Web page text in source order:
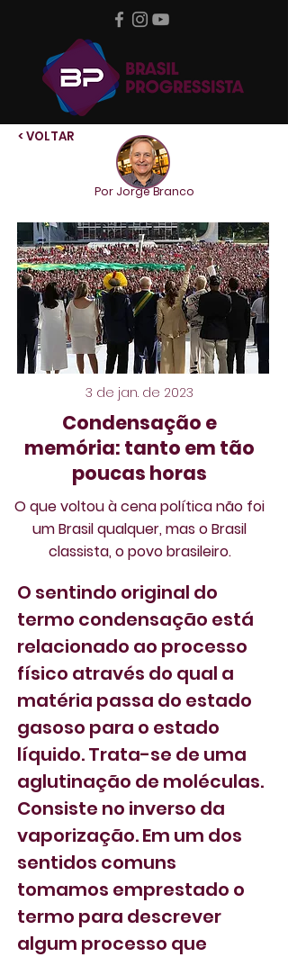
< VOLTAR
Por Jorge Branco
3 de jan. de 2023
Condensação e
memória: tanto em tão
poucas horas
O que voltou à cena política não foi
um Brasil qualquer, mas o Brasil
classista, o povo brasileiro.
O sentindo original do
termo condensação está
relacionado ao processo
físico através do qual a
matéria passa do estado
gasoso para o estado
líquido. Trata-se de uma
aglutinação de moléculas.
Consiste no inverso da
vaporização. Em um dos
sentidos comuns
tomamos emprestado o
termo para descrever
algum processo que